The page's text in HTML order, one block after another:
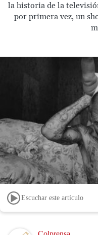
la historia de la
por primera vez, un
Escuchar este artículo